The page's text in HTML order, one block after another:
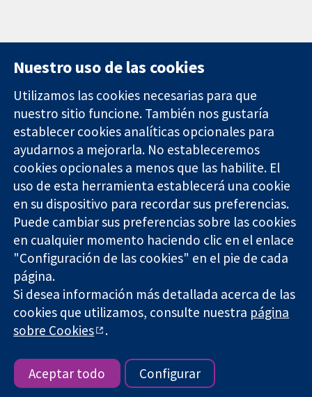
Evidencia fiable.
Decisiones
informadas.
Mejor salud.
11-13 Cavendish
Square
Londres
W1G 0AN
Reino Unido
Contacto
Noticias
Prensa
Sobre
nosotros
Empleo
Cochrane
Library
The Cochrane Collaboration is a charity (no. 1045921) and a
company limited by guarantee (no. 03044323) registered in
England & Wales. VAT registration number GB 718 2127 49.
Copyright © 2026 The Cochrane Collaboration
Términos y condiciones del sitio web|Responsabilidades
Privacidad|Política de cookies|Configuración de cookies
Nuestro uso de las cookies
Utilizamos las cookies necesarias para que
nuestro sitio funcione. También nos gustaría
establecer cookies analíticas opcionales para
ayudarnos a mejorarla. No estableceremos
cookies opcionales a menos que las habilite. El
uso de esta herramienta establecerá una cookie
en su dispositivo para recordar sus preferencias.
Puede cambiar sus preferencias sobre las cookies
en cualquier momento haciendo clic en el enlace
"Configuración de las cookies" en el pie de cada
página.
Si desea información más detallada acerca de las
cookies que utilizamos, consulte nuestra página
sobre Cookies
.
Aceptar todo Configurar